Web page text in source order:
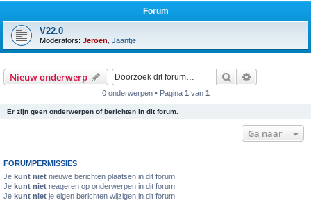
Forum
V22.0
Moderators: Jeroen Jaantje
Nieuw onderwerp Zoek
0 onderwerpen • Pagina 1 van 1
Er zijn geen onderwerpen of berichten in dit forum.
Ga naar
FORUMPERMISSIES
Je kunt niet nieuwe berichten plaatsen in dit forum
Je kunt niet reageren op onderwerpen in dit forum
Je kunt niet je eigen berichten wijzigen in dit forum